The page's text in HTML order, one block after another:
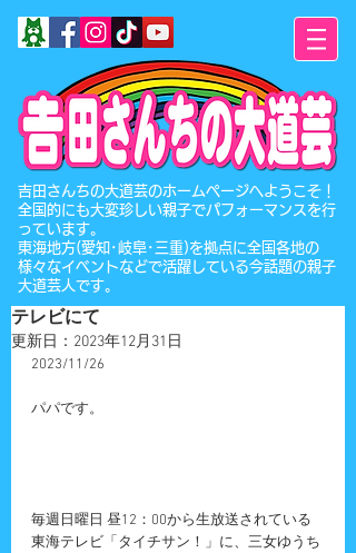
​吉田さんちの大道芸のホームページへようこそ！
全国的にも大変珍しい親子でパフォーマンスを行
っています。
東海地方(愛知･岐阜･三重)を拠点に全国各地の
様々なイベントなどで活躍している今話題の親子
大道芸人です。
テレビにて
更新日： 2023年12月31日
2023/11/26
パパです。
毎週日曜日 昼12：00から生放送されている
東海テレビ「タイチサン！」に、三女ゆうち